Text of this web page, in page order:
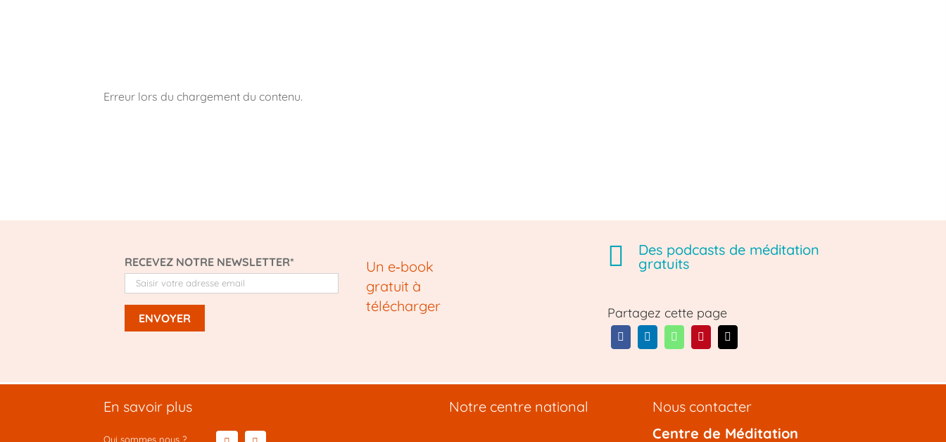
Erreur lors du chargement du contenu.
RECEVEZ NOTRE NEWSLETTER*
Un e‑book
gratuit à
télécharger
Des podcasts de méditation
gratuits
Partagez cette page
En savoir plus
Qui sommes nous ?
Notre centre national
Nous contacter
Centre de Méditation